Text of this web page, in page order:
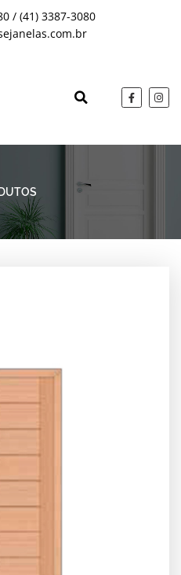
/ (41) 3387-3080
F
a
c
o
I
n
s
g